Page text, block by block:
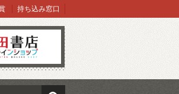
ップ
持ち込み窓口